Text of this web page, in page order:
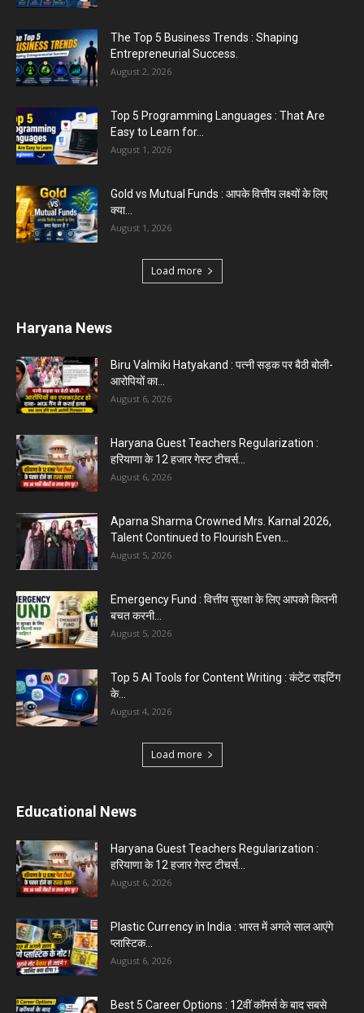
The Top 5 Business Trends : Shaping
Entrepreneurial Success.
August 2, 2026
Top 5 Programming Languages : That Are
Easy to Learn for...
August 1, 2026
Gold vs Mutual Funds : आपके वित्तीय लक्ष्यों के लिए
क्या...
August 1, 2026
Load more
Haryana News
Biru Valmiki Hatyakand : पत्नी सड़क पर बैठी बोली-
आरोपियों का...
August 6, 2026
Haryana Guest Teachers Regularization :
हरियाणा के 12 हजार गेस्ट टीचर्स...
August 6, 2026
Aparna Sharma Crowned Mrs. Karnal 2026,
Talent Continued to Flourish Even...
August 5, 2026
Emergency Fund : वित्तीय सुरक्षा के लिए आपको कितनी
बचत करनी...
August 5, 2026
Top 5 AI Tools for Content Writing : कंटेंट राइटिंग
के...
August 4, 2026
Load more
Educational News
Haryana Guest Teachers Regularization :
हरियाणा के 12 हजार गेस्ट टीचर्स...
August 6, 2026
Plastic Currency in India : भारत में अगले साल आएंगे
प्लास्टिक...
August 6, 2026
Best 5 Career Options : 12वीं कॉमर्स के बाद सबसे